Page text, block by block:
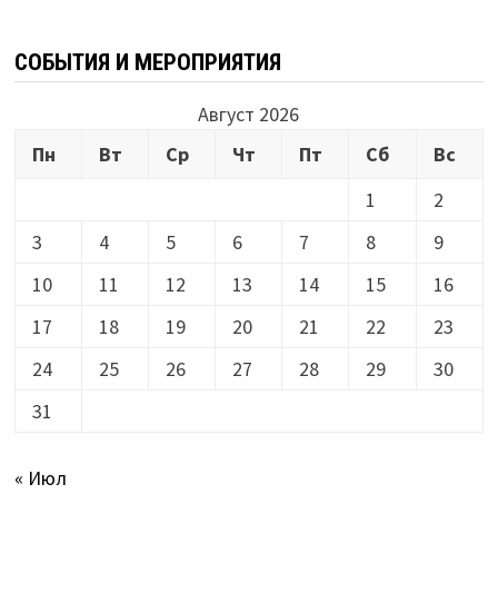
СОБЫТИЯ И МЕРОПРИЯТИЯ
Август 2026
Пн
Вт Ср Чт Пт Сб
Вс
1
2
3
4 5 6 7 8
9
10
11 12 13 14 15
16
17
18 19 20 21 22
23
24
25 26 27 28 29
30
31
« Июл